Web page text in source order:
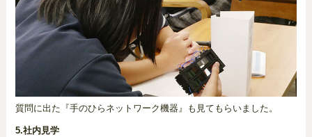
質問に出た『手のひらネットワーク機器』も見てもらいました。
5.社内見学